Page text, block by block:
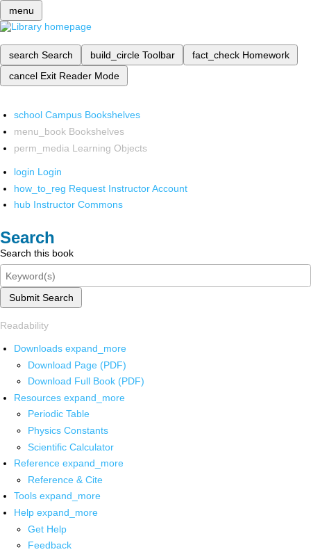
menu
search Search build_circle Toolbar fact_check Homework
cancel Exit Reader Mode
school Campus Bookshelves
menu_book Bookshelves
perm_media Learning Objects
login Login
how_to_reg Request Instructor Account
hub Instructor Commons
Search
Search this book
Submit Search
Readability
Downloads expand_more
Download Page (PDF)
Download Full Book (PDF)
Resources expand_more
Periodic Table
Physics Constants
Scientific Calculator
Reference expand_more
Reference & Cite
Tools expand_more
Help expand_more
Get Help
Feedback